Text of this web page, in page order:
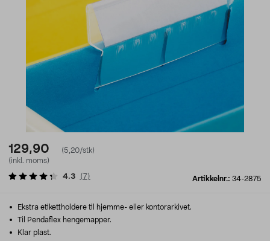
129,90
(5,20/stk)
(inkl. moms)
Artikkelnr.: 34-2875
4.3 (7)
Ekstra etikettholdere til hjemme- eller kontorarkivet.
Til Pendaflex hengemapper.
Klar plast.